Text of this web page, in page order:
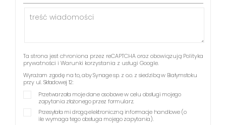
Ta strona jest chroniona przez reCAPTCHA oraz obowiązują Polityka
prywatności i Warunki korzystania z usługi Google.
Wyrażam zgodę na to, aby Synage sp. z o.o. z siedzibą w Białymstoku
przy ul. Składowej 12:
Przetwarzała moje dane osobowe w celu obsługi mojego
zapytania złożonego przez formularz.
Przesyłała mi drogą elektroniczną informacje handlowe (o
ile wymaga tego obsługa mojego zapytania).